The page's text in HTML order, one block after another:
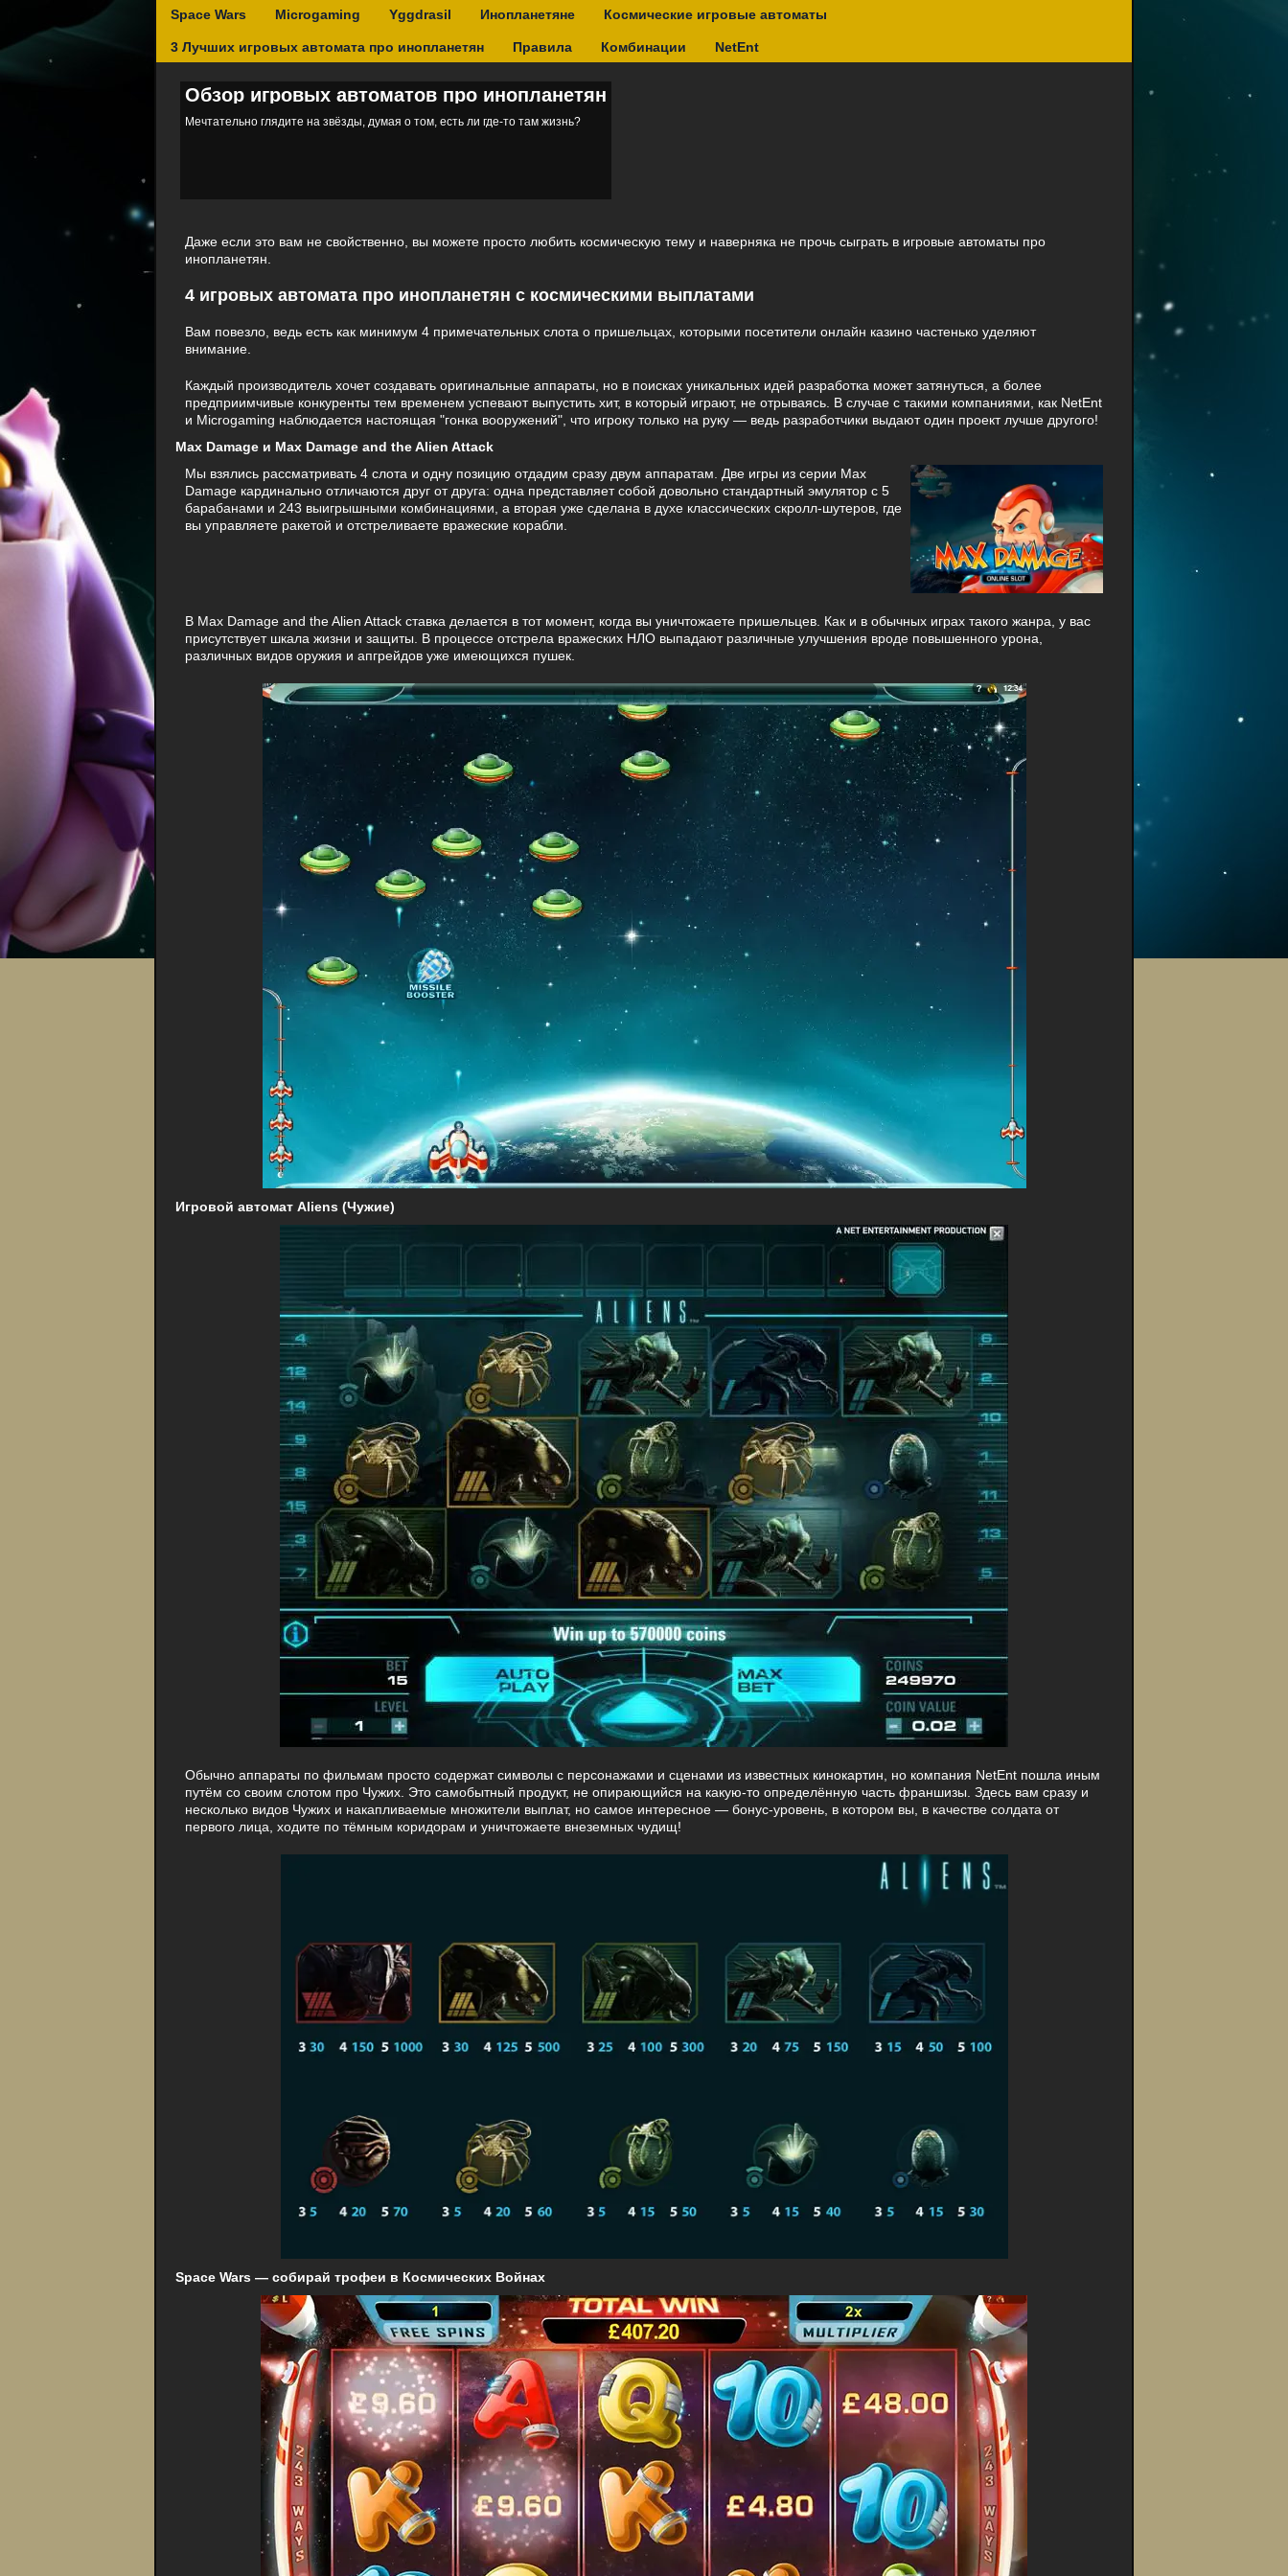
Space Wars Microgaming Yggdrasil Инопланетяне Космические игровые автоматы
3 Лучших игровых автомата про инопланетян Правила Комбинации NetEnt
Обзор игровых автоматов про инопланетян
Мечтательно глядите на звёзды, думая о том, есть ли где-то там жизнь?
Даже если это вам не свойственно, вы можете просто любить космическую тему и наверняка не прочь сыграть в игровые автоматы про
инопланетян.
4 игровых автомата про инопланетян с космическими выплатами
Вам повезло, ведь есть как минимум 4 примечательных слота о пришельцах, которыми посетители онлайн казино частенько уделяют
внимание.
Каждый производитель хочет создавать оригинальные аппараты, но в поисках уникальных идей разработка может затянуться, а более
предприимчивые конкуренты тем временем успевают выпустить хит, в который играют, не отрываясь. В случае с такими компаниями, как NetEnt
и Microgaming наблюдается настоящая "гонка вооружений", что игроку только на руку — ведь разработчики выдают один проект лучше другого!
Max Damage и Max Damage and the Alien Attack
Мы взялись рассматривать 4 слота и одну позицию отдадим сразу двум аппаратам. Две игры из серии Max
Damage кардинально отличаются друг от друга: одна представляет собой довольно стандартный эмулятор с 5
барабанами и 243 выигрышными комбинациями, а вторая уже сделана в духе классических скролл-шутеров, где
вы управляете ракетой и отстреливаете вражеские корабли.
В Max Damage and the Alien Attack ставка делается в тот момент, когда вы уничтожаете пришельцев. Как и в обычных играх такого жанра, у вас
присутствует шкала жизни и защиты. В процессе отстрела вражеских НЛО выпадают различные улучшения вроде повышенного урона,
различных видов оружия и апгрейдов уже имеющихся пушек.
Игровой автомат Aliens (Чужие)
Обычно аппараты по фильмам просто содержат символы с персонажами и сценами из известных кинокартин, но компания NetEnt пошла иным
путём со своим слотом про Чужих. Это самобытный продукт, не опирающийся на какую-то определённую часть франшизы. Здесь вам сразу и
несколько видов Чужих и накапливаемые множители выплат, но самое интересное — бонус-уровень, в котором вы, в качестве солдата от
первого лица, ходите по тёмным коридорам и уничтожаете внеземных чудищ!
Space Wars — собирай трофеи в Космических Войнах